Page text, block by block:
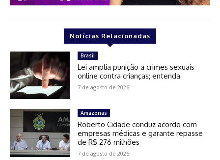
Notícias Relacionadas
Brasil
Lei amplia punição a crimes sexuais
online contra crianças; entenda
7 de agosto de 2026
Amazonas
Roberto Cidade conduz acordo com
empresas médicas e garante repasse
de R$ 276 milhões
7 de agosto de 2026